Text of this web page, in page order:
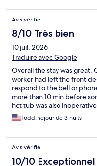
Avis vérifié
8/10 Très bien
10 juil. 2026
Traduire avec Google
Overall the stay was great.
worker had left the front
respond to the bell or
more than 10 min before
hot tub was also
property was undergoing a
they did a good job at
Todd, séjour de 3 nuits
Avis vérifié
10/10 Exceptionnel